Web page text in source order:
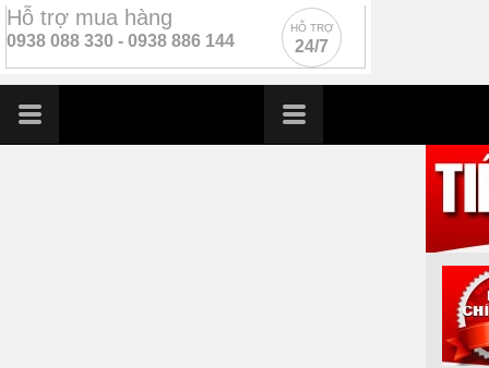
Hỗ trợ mua hàng
0938 088 330 - 0938 886 144
HỖ TRỢ
24/7